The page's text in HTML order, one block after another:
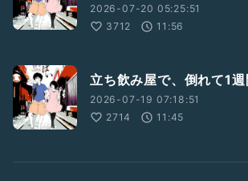
2026-07-20 05:25:51
3712
11:56
立ち飲み屋で、倒れて1週
2026-07-19 07:18:51
2714
11:45